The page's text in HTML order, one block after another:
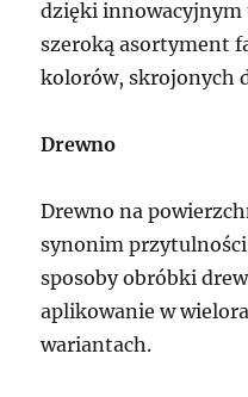
dzięki
szeroką asortyment
kolorów, skrojonych
Drewno
Drewno na
synonim przytulności
sposoby obróbki
aplikowanie w
wariantach.